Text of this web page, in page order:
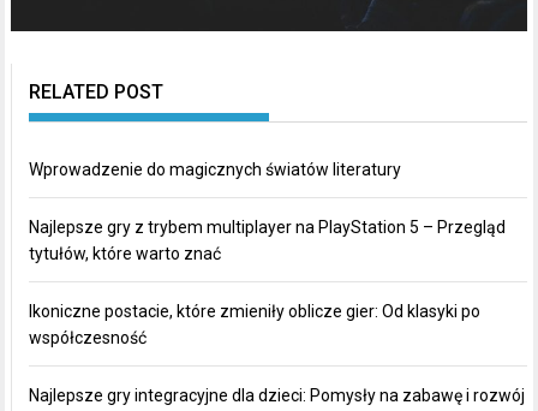
RELATED POST
Wprowadzenie do magicznych światów literatury
Najlepsze gry z trybem multiplayer na PlayStation 5 – Przegląd
tytułów, które warto znać
Ikoniczne postacie, które zmieniły oblicze gier: Od klasyki po
współczesność
Najlepsze gry integracyjne dla dzieci: Pomysły na zabawę i rozwój